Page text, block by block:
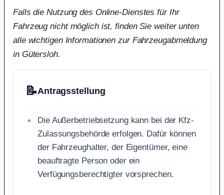
Falls die Nutzung des Online-Dienstes für Ihr
Fahrzeug nicht möglich ist, finden Sie weiter unten
alle wichtigen Informationen zur Fahrzeugabmeldung
in Gütersloh.
📝Antragsstellung
Die Außerbetriebsetzung kann bei der Kfz-
Zulassungsbehörde erfolgen. Dafür können
der Fahrzeughalter, der Eigentümer, eine
beauftragte Person oder ein
Verfügungsberechtigter vorsprechen.